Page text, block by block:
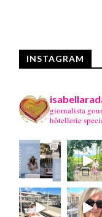
INSTAGRAM
giornalista
hôtellerie